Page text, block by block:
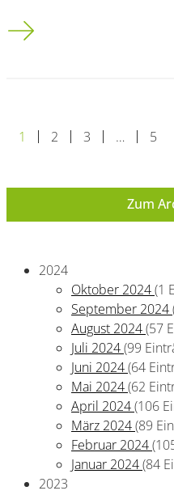
Innosecure 2013 Kongress
1 2 3 … 5
Zum
2024
Oktober 2024(1
September 2024
August 2024(57
Juli 2024(99
Juni 2024(64
Mai 2024(62
April 2024(106
März 2024(89
Februar 2024
Januar 2024(84
2023